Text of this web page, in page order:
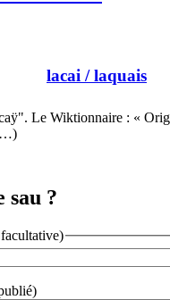
lacai / laquais
Le Wiktionnaire : «
sau ?